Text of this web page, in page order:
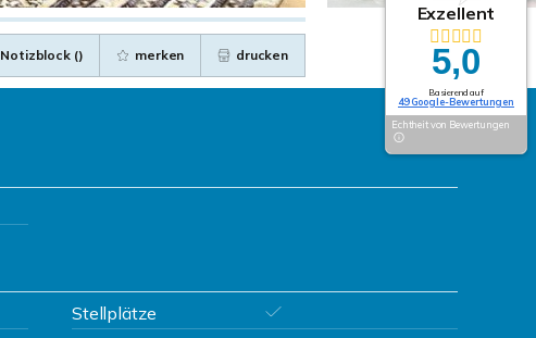
Notizblock () merken drucken
Stellplätze
Exzellent
5,0
Basierend auf
49 Google-Bewertungen
Echtheit von Bewertungen